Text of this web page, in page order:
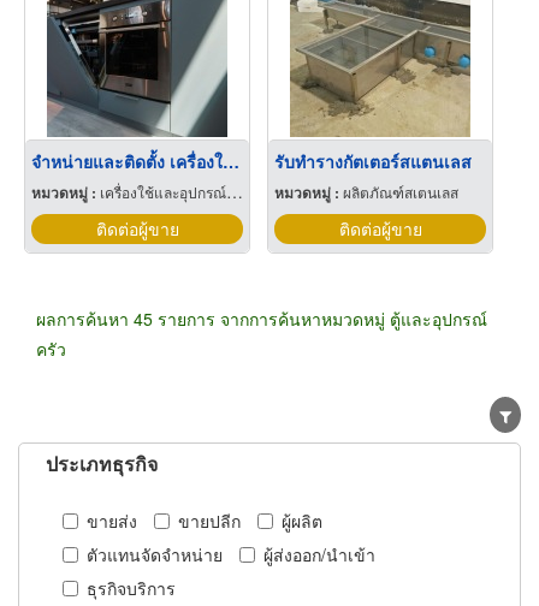
จำหน่ายและติดตั้ง เครื่องใช้ไฟฟ้าในครัว
หมวดหมู่ : เครื่องใช้และอุปกรณ์ในการประกอบอาหารครัว
ติดต่อผู้ขาย
รับทำรางกัตเตอร์สแตนเลส
หมวดหมู่ :ผลิตภัณฑ์สเตนเลส
ติดต่อผู้ขาย
ผลการค้นหา 45 รายการ จากการค้นหาหมวดหมู่ ตู้และอุปกรณ์
ครัว
ประเภทธุรกิจ
ขายส่ง ขายปลีก
ผู้ผลิต
ตัวแทนจัดจำหน่าย
ผู้ส่งออก/นำเข้า
ธุรกิจบริการ